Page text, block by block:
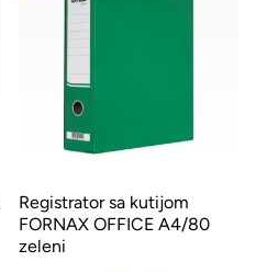
Registrator sa kutijom
FORNAX OFFICE A4/80
zeleni